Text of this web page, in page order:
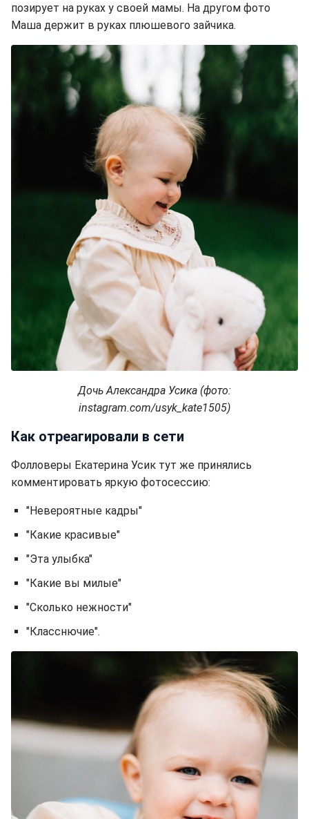
позирует на руках у своей мамы. На другом фото
Маша держит в руках плюшевого зайчика.
Дочь Александра Усика (фото:
instagram.com/usyk_kate1505)
Как отреагировали в сети
Фолловеры Екатерина Усик тут же принялись
комментировать яркую фотосессию:
"Невероятные кадры"
"Какие красивые"
"Эта улыбка"
"Какие вы милые"
"Сколько нежности"
"Класснючие".